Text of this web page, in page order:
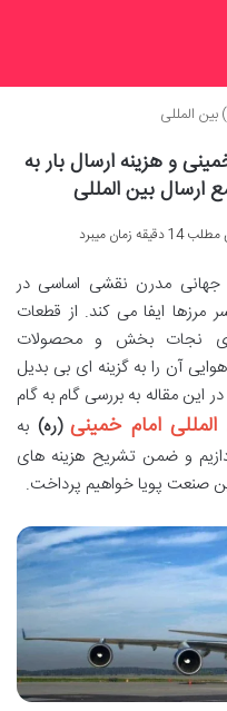
) بین المللی
و هزینه ارسال بار به
ارسال بین المللی
زمان میبرد
جهانی مدرن نقشی اساسی در
مرزها ایفا می کند. از قطعات
نجات بخش و محصولات
آن را به گزینه ای بی بدیل
این مقاله به بررسی گام به گام
امام خمینی(ره) به
و ضمن تشریح هزینه های
صنعت پویا خواهیم پرداخت.